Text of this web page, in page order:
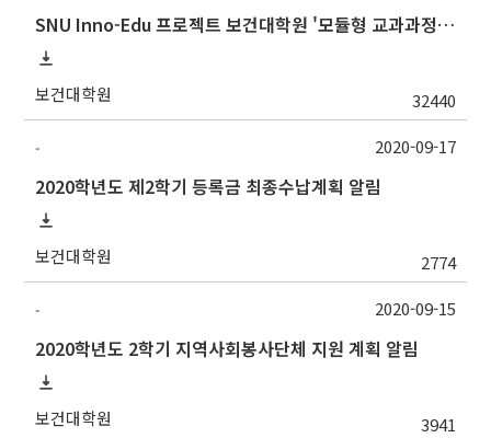
SNU Inno-Edu 프로젝트 보건대학원 '모듈형 교과과정' 안내(revised 2022/2/28)
보건대학원 32440
-
2020학년도 제2학기 등록금 최종수납계획 알림
보건대학원 2774
2020-09-17
-
2020학년도 2학기 지역사회봉사단체 지원 계획 알림
보건대학원 3941
2020-09-15